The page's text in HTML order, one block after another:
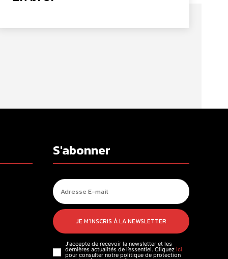
S'abonner
JE M'INSCRIS À LA NEWSLETTER
J'accepte de recevoir la newsletter et les
dernières actualités de l’essentiel. Cliquez ici
pour consulter notre politique de protection